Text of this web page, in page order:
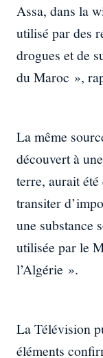
Assa, dans la
utilisé par des
drogues et de
du Maroc »,
La même
découvert à
terre, aurait
transiter
une substance
utilisée par le
l’Algérie ».
La Télévision
éléments